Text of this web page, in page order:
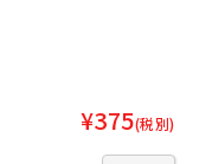
¥375(税別)